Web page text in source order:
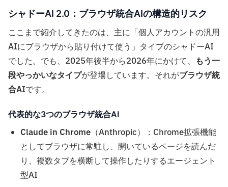
シャドーAI 2.0：ブラウザ統合AIの構造的リスク
ここまで紹介してきたのは、主に「個人アカウントの汎用
AIにブラウザから貼り付けて使う」タイプのシャドーAI
でした。でも、2025年後半から2026年にかけて、 もう一
段やっかいなタイプが登場しています。それがブラウザ統
合AIです。
代表的な3つのブラウザ統合AI
Claude in Chrome （Anthropic）：Chrome拡張機能
としてブラウザに常駐し、開いているページを読んだ
り、複数タブを横断して操作したりするエージェント
型AI